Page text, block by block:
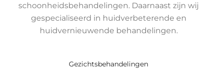
schoonheidsbehandelingen. Daarnaast zijn wij
gespecialiseerd in huidverbeterende en
huidvernieuwende behandelingen.
Gezichtsbehandelingen